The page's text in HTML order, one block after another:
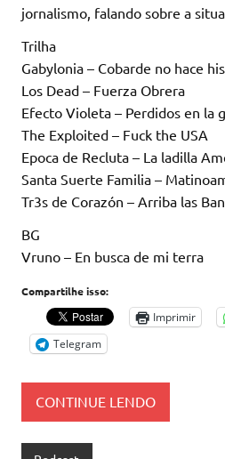
jornalismo, falando sobre a
Trilha
Gabylonia – Cobarde no hace
Los Dead – Fuerza Obrera
Efecto Violeta – Perdidos en la
The Exploited – Fuck the USA
Epoca de Recluta – La ladilla
Santa Suerte Familia –
Tr3s de Corazón – Arriba las
BG
Vruno – En busca de mi terra
Compartilhe isso:
Imprimir
Telegram
CONTINUE LENDO